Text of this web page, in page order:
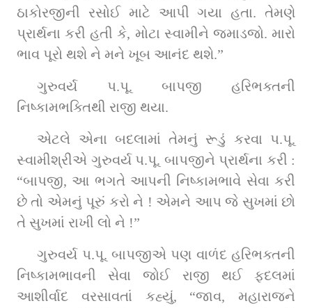
ઠાકોરજીની રસોઈ માટે આપી ગયા હતા. તેમણે
પ્રાર્થના કરી હતી કે, મોટા સ્વામીને જમાડજો. મારો
ભાવ પૂરો થશે ને મને ખૂબ આનંદ થશે.”
ગુરુવર્ય પ.પૂ. બાપજી હરિભક્તની
નિષ્કામભક્તિથી રાજી થયા.
એટલે એના બદલામાં તેમનું રૂડું કરવા પ.પૂ.
સ્વામીશ્રીએ ગુરુવર્ય પ.પૂ. બાપજીને પ્રાર્થના કરી :
“બાપજી, આ ભગતે આપની નિષ્કામભાવે સેવા કરી
છે તો એમનું પૂરું કરો ને ! એમને આપ જે સુખમાં છો
તે સુખમાં રાખી લો ને !”
ગુરુવર્ય પ.પૂ. બાપજીએ પણ વાળંદ હરિભક્તની
નિષ્કામભાવની સેવા જોઈ રાજી થઈ ફદલમાં
આશીર્વાદ વરસાવતાં કહ્યું, “જાવ, મહારાજને